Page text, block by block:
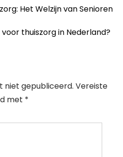
Het Welzijn van Senioren
thuiszorg in Nederland?
niet gepubliceerd. Vereiste
met *